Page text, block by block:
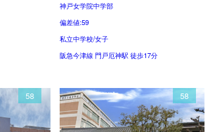
神戸女学院中学部
偏差値:59
私立中学校/女子
阪急今津線 門戸厄神駅 徒歩17分
58 58